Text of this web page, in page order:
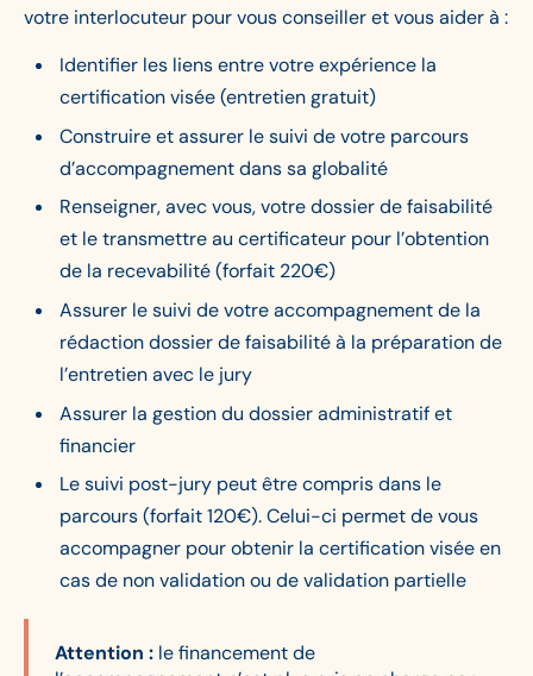
votre interlocuteur pour vous conseiller et vous aider à :
Identifier les liens entre votre expérience la
certification visée (entretien gratuit)
Construire et assurer le suivi de votre parcours
d’accompagnement dans sa globalité
Renseigner, avec vous, votre dossier de faisabilité
et le transmettre au certificateur pour l’obtention
de la recevabilité (forfait 220€)
Assurer le suivi de votre accompagnement de la
rédaction dossier de faisabilité à la préparation de
l’entretien avec le jury
Assurer la gestion du dossier administratif et
financier
Le suivi post-jury peut être compris dans le
parcours (forfait 120€). Celui-ci permet de vous
accompagner pour obtenir la certification visée en
cas de non validation ou de validation partielle
Attention : le financement de